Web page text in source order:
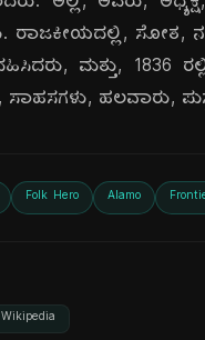
ಸೋತ,
ಮತ್ತು, 1836
ಸಾಹಸಗಳು, ಹಲವಾರು,
Folk Hero Alamo
Wikipedia